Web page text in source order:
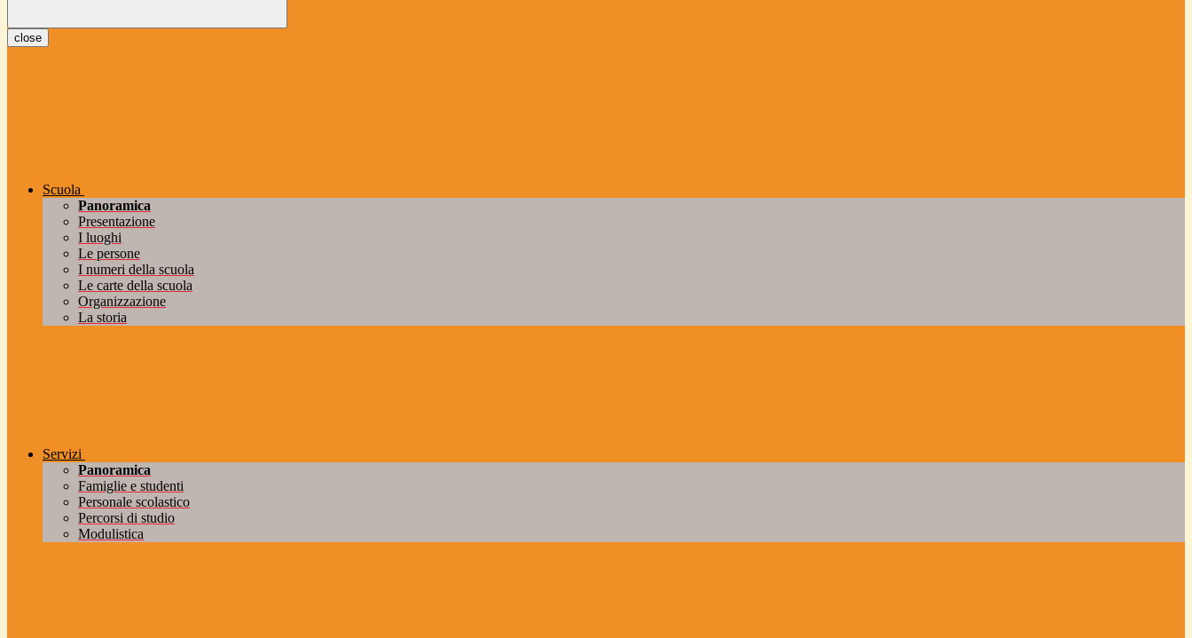
close
Scuola
Panoramica
Presentazione
I luoghi
Le persone
I numeri della scuola
Le carte della scuola
Organizzazione
La storia
Servizi
Panoramica
Famiglie e studenti
Personale scolastico
Percorsi di studio
Modulistica